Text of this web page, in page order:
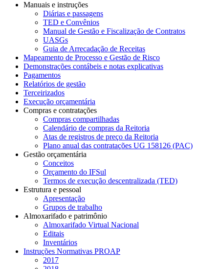
Manuais e instruções
Diárias e passagens
TED e Convênios
Manual de Gestão e Fiscalização de Contratos
UASGs
Guia de Arrecadação de Receitas
Mapeamento de Processo e Gestão de Risco
Demonstrações contábeis e notas explicativas
Pagamentos
Relatórios de gestão
Terceirizados
Execução orçamentária
Compras e contratações
Compras compartilhadas
Calendário de compras da Reitoria
Atas de registros de preço da Reitoria
Plano anual das contratações UG 158126 (PAC)
Gestão orçamentária
Conceitos
Orçamento do IFSul
Termos de execução descentralizada (TED)
Estrutura e pessoal
Apresentação
Grupos de trabalho
Almoxarifado e patrimônio
Almoxarifado Virtual Nacional
Editais
Inventários
Instruções Normativas PROAP
2017